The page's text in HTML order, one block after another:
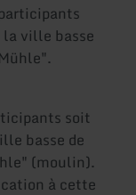
ville basse
soit
basse de
(moulin).
à cette